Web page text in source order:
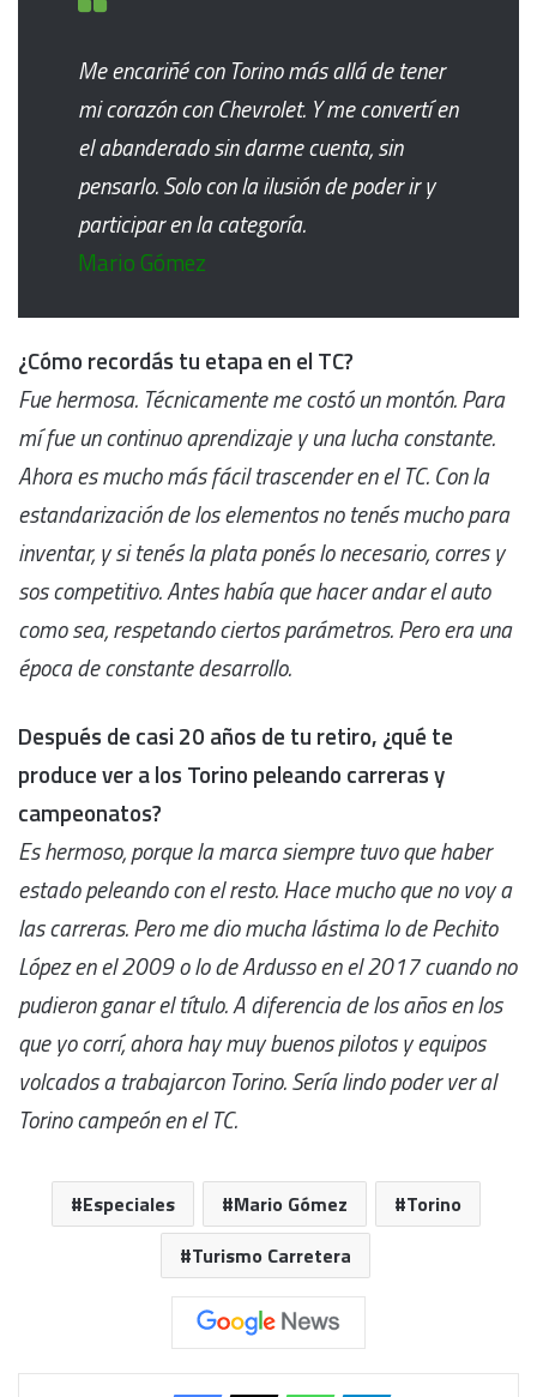
Me encariñé con Torino más allá de tener
mi corazón con Chevrolet. Y me convertí en
el abanderado sin darme cuenta, sin
pensarlo. Solo con la ilusión de poder ir y
participar en la categoría.
Mario Gómez
¿Cómo recordás tu etapa en el TC?
Fue hermosa. Técnicamente me costó un montón. Para
mí fue un continuo aprendizaje y una lucha constante.
Ahora es mucho más fácil trascender en el TC. Con la
estandarización de los elementos no tenés mucho para
inventar, y si tenés la plata ponés lo necesario, corres y
sos competitivo. Antes había que hacer andar el auto
como sea, respetando ciertos parámetros. Pero era una
época de constante desarrollo.
Después de casi 20 años de tu retiro, ¿qué te
produce ver a los Torino peleando carreras y
campeonatos?
Es hermoso, porque la marca siempre tuvo que haber
estado peleando con el resto. Hace mucho que no voy a
las carreras. Pero me dio mucha lástima lo de Pechito
López en el 2009 o lo de Ardusso en el 2017 cuando no
pudieron ganar el título. A diferencia de los años en los
que yo corrí, ahora hay muy buenos pilotos y equipos
volcados a trabajarcon Torino. Sería lindo poder ver al
Torino campeón en el TC.
Especiales Mario Gómez
Torino
Turismo Carretera